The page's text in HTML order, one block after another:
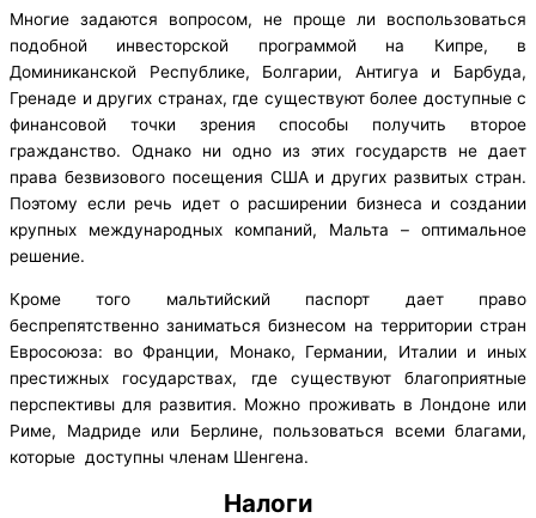
Многие задаются вопросом, не проще ли воспользоваться
подобной инвесторской программой на Кипре, в
Доминиканской Республике, Болгарии, Антигуа и Барбуда,
Гренаде и других странах, где существуют более доступные с
финансовой точки зрения способы получить второе
гражданство. Однако ни одно из этих государств не дает
права безвизового посещения США и других развитых стран.
Поэтому если речь идет о расширении бизнеса и создании
крупных международных компаний, Мальта – оптимальное
решение.
Кроме того мальтийский паспорт дает право
беспрепятственно заниматься бизнесом на территории стран
Евросоюза: во Франции, Монако, Германии, Италии и иных
престижных государствах, где существуют благоприятные
перспективы для развития. Можно проживать в Лондоне или
Риме, Мадриде или Берлине, пользоваться всеми благами,
которые доступны членам Шенгена.
Налоги